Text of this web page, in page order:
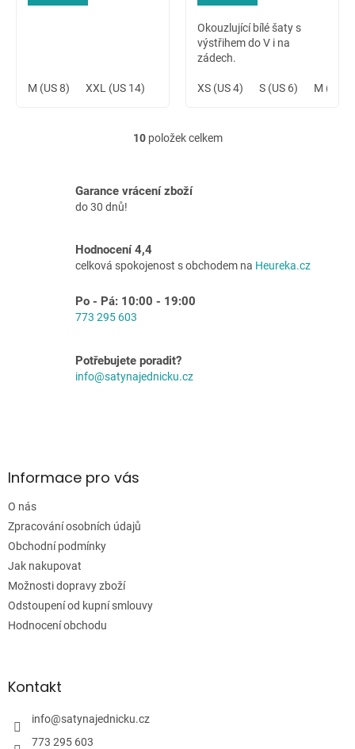
M (US 8) XXL (US 14) 3XL (US 16)
Okouzlující bílé šaty s
výstřihem do V i na
zádech.
XS (US 4) S (US 6) M (US 8)
O
á
p
v
k
ý
p
i
10položek celkem
Garance vrácení zboží
do 30 dnů!
Hodnocení 4,4
celková spokojenost s obchodem na Heureka.cz
Po - Pá: 10:00 - 19:00
773 295 603
Potřebujete poradit?
info@satynajednicku.cz
aInformace pro vás
O nás
Zpracování osobních údajů
Obchodní podmínky
Jak nakupovat
Možnosti dopravy zboží
Odstoupení od kupní smlouvy
Hodnocení obchodu
Kontakt
info@satynajednicku.cz
773 295 603